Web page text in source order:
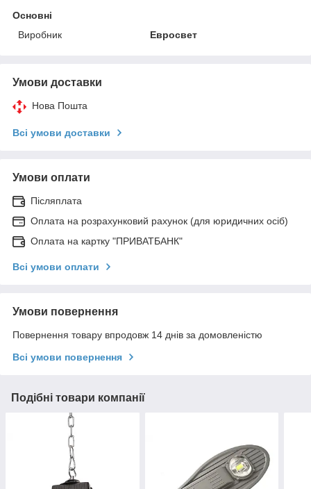
Основні
Виробник
Евросвет
Умови доставки
Нова Пошта
Всі умови доставки
Умови оплати
Післяплата
Оплата на розрахунковий рахунок (для юридичних осіб)
Оплата на картку "ПРИВАТБАНК"
Всі умови оплати
Умови повернення
Повернення товару впродовж 14 днів за домовленістю
Всі умови повернення
Подібні товари компанії